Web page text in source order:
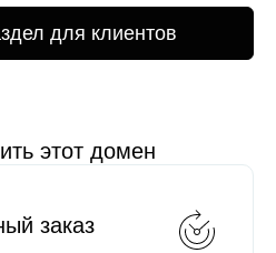
для клиентов
этот домен
заказ